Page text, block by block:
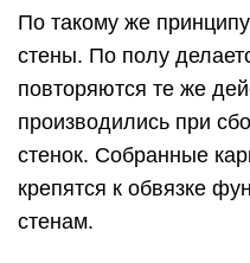
По такому же
стены. По полу
повторяются те же
производились при
стенок. Собранные
крепятся к обвязке
стенам.